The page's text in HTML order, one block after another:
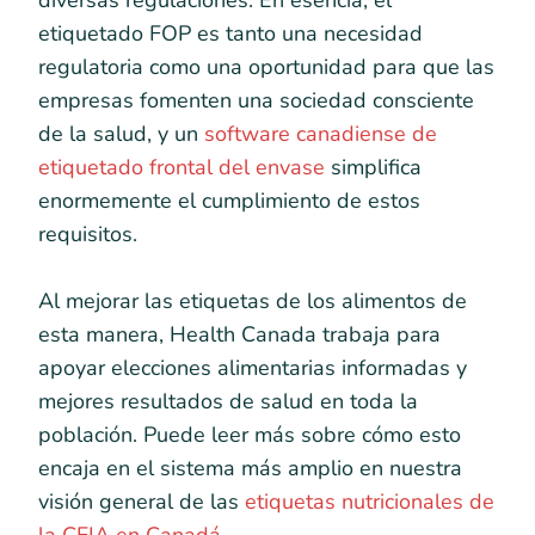
etiquetado FOP es tanto una necesidad
regulatoria como una oportunidad para que las
empresas fomenten una sociedad consciente
de la salud, y un software canadiense de
etiquetado frontal del envase simplifica
enormemente el cumplimiento de estos
requisitos.
Al mejorar las etiquetas de los alimentos de
esta manera, Health Canada trabaja para
apoyar elecciones alimentarias informadas y
mejores resultados de salud en toda la
población. Puede leer más sobre cómo esto
encaja en el sistema más amplio en nuestra
visión general de las etiquetas nutricionales de